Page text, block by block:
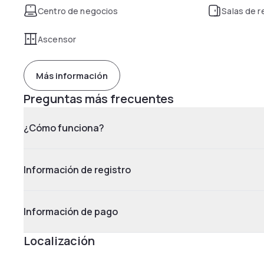
Centro de negocios Salas de
Ascensor
Más información
Preguntas más frecuentes
¿Cómo funciona?
Información de registro
Información de pago
Localización